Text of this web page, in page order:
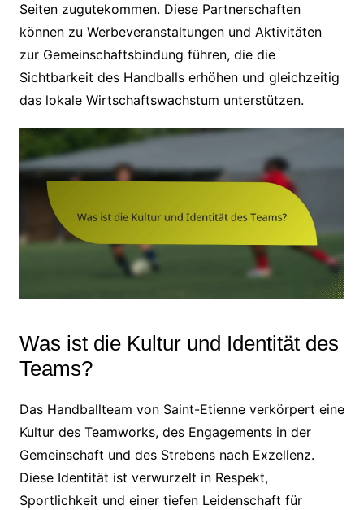
Seiten zugutekommen. Diese Partnerschaften
können zu Werbeveranstaltungen und Aktivitäten
zur Gemeinschaftsbindung führen, die die
Sichtbarkeit des Handballs erhöhen und gleichzeitig
das lokale Wirtschaftswachstum unterstützen.
Was ist die Kultur und Identität des
Teams?
Das Handballteam von Saint-Etienne verkörpert eine
Kultur des Teamworks, des Engagements in der
Gemeinschaft und des Strebens nach Exzellenz.
Diese Identität ist verwurzelt in Respekt,
Sportlichkeit und einer tiefen Leidenschaft für